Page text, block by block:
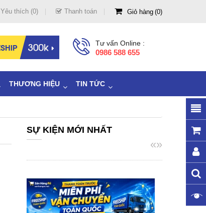
Yêu thích (0) Thanh toán Giỏ hàng 0
Tư vấn Online :
0986 588 655
THƯƠNG HIỆU TIN TỨC
SỰ KIỆN MỚI NHẤT
«»